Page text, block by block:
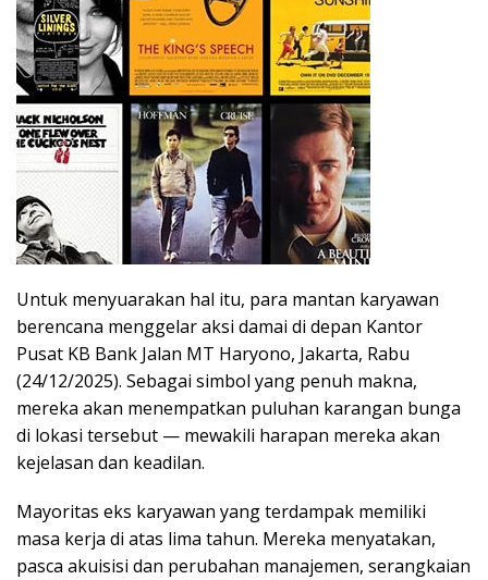
Untuk menyuarakan hal itu, para mantan karyawan
berencana menggelar aksi damai di depan Kantor
Pusat KB Bank Jalan MT Haryono, Jakarta, Rabu
(24/12/2025). Sebagai simbol yang penuh makna,
mereka akan menempatkan puluhan karangan bunga
di lokasi tersebut — mewakili harapan mereka akan
kejelasan dan keadilan.
Mayoritas eks karyawan yang terdampak memiliki
masa kerja di atas lima tahun. Mereka menyatakan,
pasca akuisisi dan perubahan manajemen, serangkaian